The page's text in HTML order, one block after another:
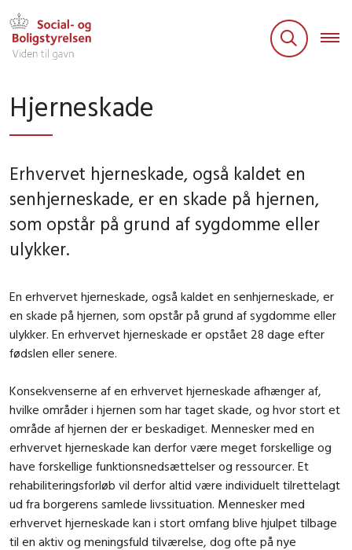
Hjerneskade
Erhvervet hjerneskade, også kaldet en
senhjerneskade, er en skade på hjernen,
som opstår på grund af sygdomme eller
ulykker.
En erhvervet hjerneskade, også kaldet en senhjerneskade, er
en skade på hjernen, som opstår på grund af sygdomme eller
ulykker. En erhvervet hjerneskade er opstået 28 dage efter
fødslen eller senere.
Konsekvenserne af en erhvervet hjerneskade afhænger af,
hvilke områder i hjernen som har taget skade, og hvor stort et
område af hjernen der er beskadiget. Mennesker med en
erhvervet hjerneskade kan derfor være meget forskellige og
have forskellige funktionsnedsættelser og ressourcer. Et
rehabiliteringsforløb vil derfor altid være individuelt tilrettelagt
ud fra borgerens samlede livssituation. Mennesker med
erhvervet hjerneskade kan i stort omfang blive hjulpet tilbage
til en aktiv og meningsfuld tilværelse, dog ofte på nye